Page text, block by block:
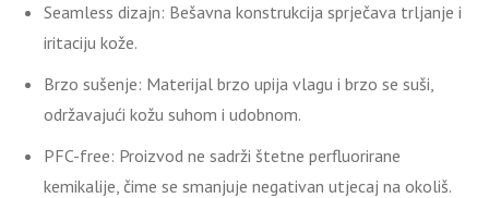
Seamless dizajn: Bešavna konstrukcija sprječava trljanje i
iritaciju kože.
Brzo sušenje: Materijal brzo upija vlagu i brzo se suši,
održavajući kožu suhom i udobnom.
PFC-free: Proizvod ne sadrži štetne perfluorirane
kemikalije, čime se smanjuje negativan utjecaj na okoliš.